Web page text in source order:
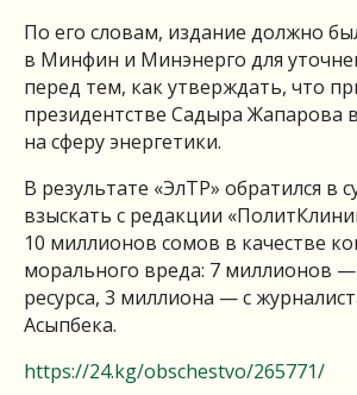
По его словам, издание должно
в Минфин и Минэнерго для
перед тем, как утверждать, что
президентстве Садыра Жапарова
на сферу энергетики.
В результате «ЭлТР» обратился в
взыскать с редакции
10 миллионов сомов в качестве
морального вреда: 7 миллионов —
ресурса, 3 миллиона — с
Асыпбека.
https://24.kg/obschestvo/265771/